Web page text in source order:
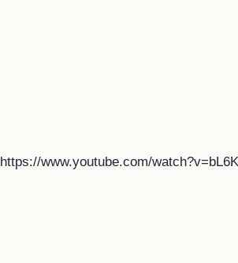
https://www.youtube.com/